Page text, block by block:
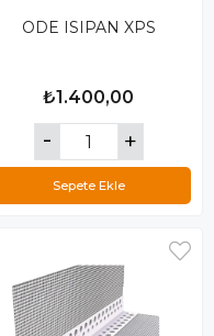
ODE ISIPAN XPS
₺1.400,00
Sepete Ekle